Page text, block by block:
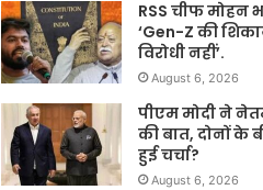
RSS चीफ मोहन
‘Gen-Z की
विरोधी नहीं’.
August 6, 2026
पीएम मोदी ने
की बात, दोनों के
हुई चर्चा?
August 6, 2026